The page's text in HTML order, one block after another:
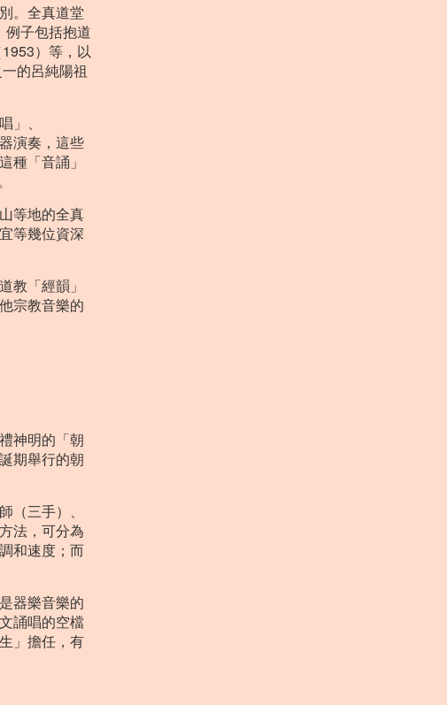
。全真道堂
例子包括抱道
）等，以
的呂純陽祖
、
演奏，這些
種「音誦」
等地的全真
等幾位資深
教「經韻」
宗教音樂的
神明的「朝
期舉行的朝
三手）、
法，可分為
和速度；而
器樂音樂的
誦唱的空檔
」擔任，有